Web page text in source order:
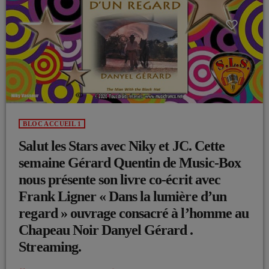
BLOC ACCUEIL 1
Salut les Stars avec Niky et JC. Cette
semaine Gérard Quentin de Music-Box
nous présente son livre co-écrit avec
Frank Ligner « Dans la lumière d’un
regard » ouvrage consacré à l’homme au
Chapeau Noir Danyel Gérard .
Streaming.